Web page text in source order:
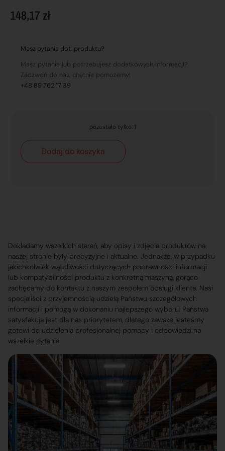
148,17 zł
Masz pytania dot. produktu?
Masz pytania lub potrzebujesz dodatkowych informacji?
Zadzwoń do nas, chętnie pomożemy!
+48 89 762 17 39
pozostało tylko: 1
Dodaj do koszyka
Dokładamy wszelkich starań, aby opisy i zdjęcia produktów na
naszej stronie były precyzyjne i aktualne. Jednakże, w przypadku
jakichkolwiek wątpliwości dotyczących poprawności informacji
lub kompatybilności produktu z konkretną maszyną, gorąco
zachęcamy do kontaktu z naszym zespołem obsługi klienta. Nasi
specjaliści z przyjemnością udzielą Państwu szczegółowych
informacji i pomogą w dokonaniu najlepszego wyboru. Państwa
satysfakcja jest dla nas priorytetem, dlatego zawsze jesteśmy
gotowi do udzielenia profesjonalnej pomocy i odpowiedzi na
wszelkie pytania.